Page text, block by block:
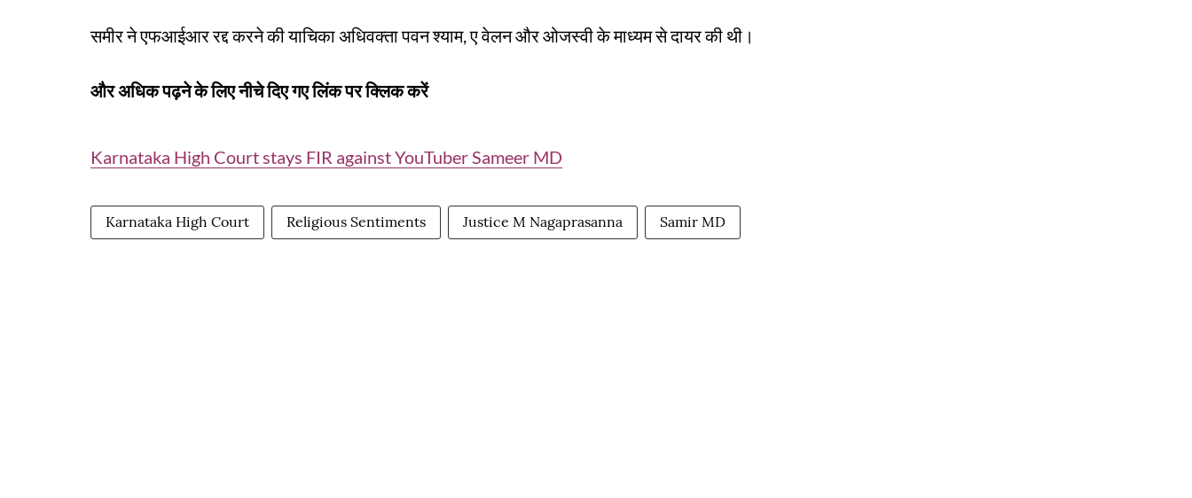
समीर ने एफआईआर रद्द करने की याचिका अधिवक्ता पवन श्याम, ए वेलन और ओजस्वी के माध्यम से दायर की थी।
और अधिक पढ़ने के लिए नीचे दिए गए लिंक पर क्लिक करें
Karnataka High Court stays FIR against YouTuber Sameer MD
Karnataka High Court Religious Sentiments Justice M Nagaprasanna Samir MD